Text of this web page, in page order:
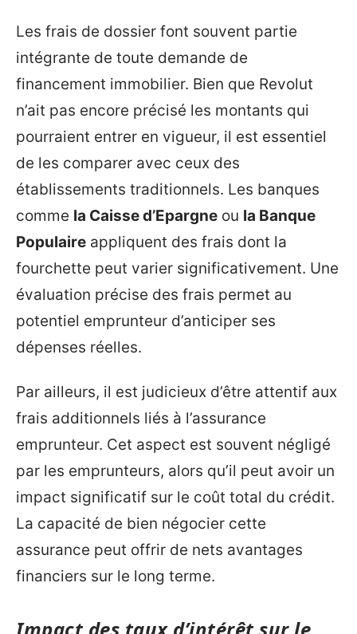
Les frais de dossier font souvent partie
intégrante de toute demande de
financement immobilier. Bien que Revolut
n’ait pas encore précisé les montants qui
pourraient entrer en vigueur, il est essentiel
de les comparer avec ceux des
établissements traditionnels. Les banques
comme la Caisse d’Epargne ou la Banque
Populaire appliquent des frais dont la
fourchette peut varier significativement. Une
évaluation précise des frais permet au
potentiel emprunteur d’anticiper ses
dépenses réelles.
Par ailleurs, il est judicieux d’être attentif aux
frais additionnels liés à l’assurance
emprunteur. Cet aspect est souvent négligé
par les emprunteurs, alors qu’il peut avoir un
impact significatif sur le coût total du crédit.
La capacité de bien négocier cette
assurance peut offrir de nets avantages
financiers sur le long terme.
Impact des taux d’intérêt sur le